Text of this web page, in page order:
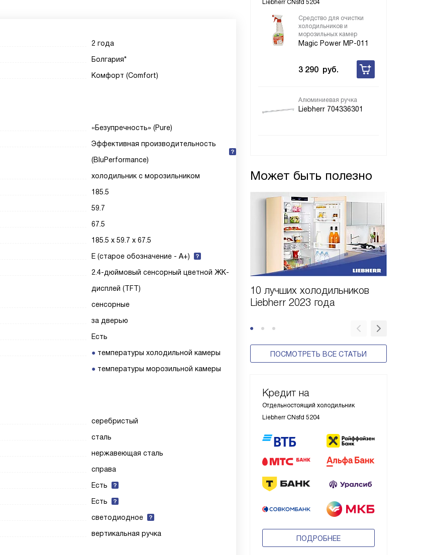
Liebherr CNsfd 5204
Средство для очистки
холодильников и
морозильных камер
Magic Power MP-011
3 290 руб.
Алюминиевая ручка
Liebherr 704336301
Может быть полезно
10 лучших холодильников
Liebherr 2023 года
ПОСМОТРЕТЬ ВСЕ СТАТЬИ
Кредит на
Отдельностоящий холодильник
Liebherr CNsfd 5204
ПОДРОБНЕЕ
2 года
Болгария*
Комфорт (Comfort)
«Безупречность» (Pure)
Эффективная производительность
(BluPerformance)
холодильник с морозильником
185.5
59.7
67.5
185.5 х 59.7 х 67.5
E (старое обозначение - A+)
2.4-дюймовый сенсорный цветной ЖК-
дисплей (TFT)
сенсорные
за дверью
Есть
температуры холодильной камеры
температуры морозильной камеры
серебристый
сталь
нержавеющая сталь
справа
Есть
Есть
светодиодное
вертикальная ручка